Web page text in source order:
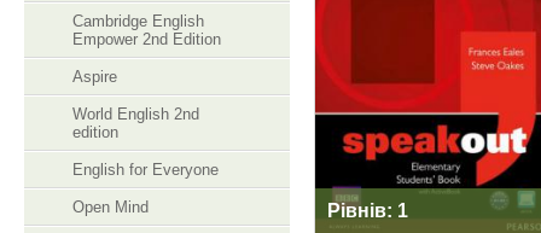
Cambridge English
Empower 2nd Edition
Aspire
World English 2nd
edition
English for Everyone
Open Mind Рівнів: 1